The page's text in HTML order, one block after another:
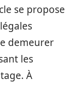
se propose
demeurer
les
À